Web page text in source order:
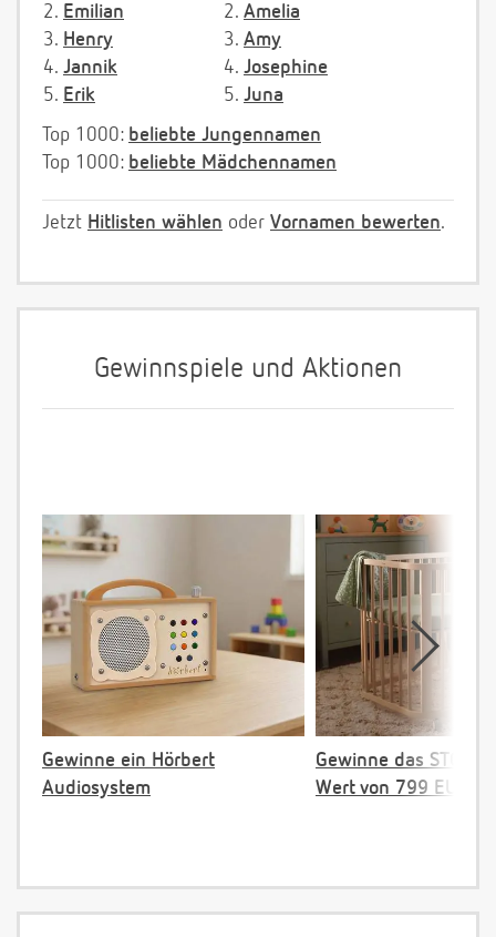
2. Emilian
3. Henry
4. Jannik
5. Erik
2. Amelia
3. Amy
4. Josephine
5. Juna
Top 1000: beliebte Jungennamen
Top 1000: beliebte Mädchennamen
Jetzt Hitlisten wählen oder Vornamen bewerten.
Gewinnspiele und Aktionen
Gewinne ein Hörbert
Audiosystem
Gewinne das
Wert von 799 EUR